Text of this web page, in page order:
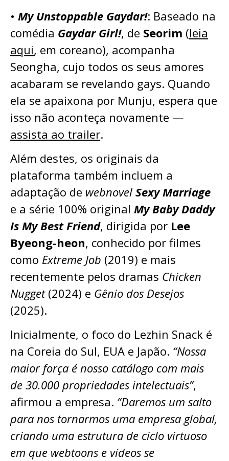
• My Unstoppable Gaydar!: Baseado na
comédia Gaydar Girl!, de Seorim (leia
aqui, em coreano), acompanha
Seongha, cujo todos os seus amores
acabaram se revelando gays. Quando
ela se apaixona por Munju, espera que
isso não aconteça novamente —
assista ao trailer.
Além destes, os originais da
plataforma também incluem a
adaptação de webnovel Sexy Marriage
e a série 100% original My Baby Daddy
Is My Best Friend, dirigida por Lee
Byeong-heon, conhecido por filmes
como Extreme Job (2019) e mais
recentemente pelos dramas Chicken
Nugget(2024) e Gênio dos Desejos
(2025).
Inicialmente, o foco do Lezhin Snack é
na Coreia do Sul, EUA e Japão. “Nossa
maior força é nosso catálogo com mais
de 30.000 propriedades intelectuais”,
afirmou a empresa. “Daremos um salto
para nos tornarmos uma empresa global,
criando uma estrutura de ciclo virtuoso
em que webtoons e vídeos se